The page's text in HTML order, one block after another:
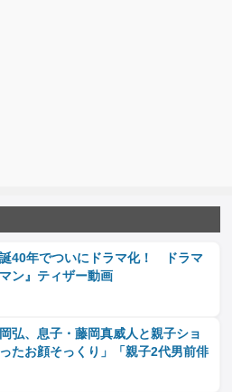
誕40年でついにドラマ化！ ドラマ
マン』ティザー動画
岡弘、息子・藤岡真威人と親子ショ
たお顔そっくり」「親子2代男前俳